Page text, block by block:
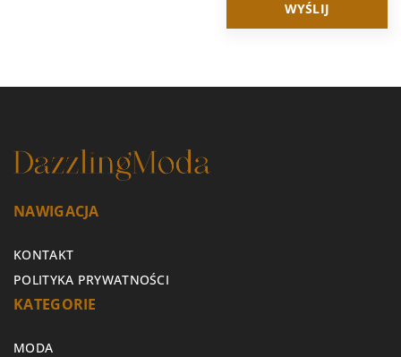
NAWIGACJA
KONTAKT
POLITYKA PRYWATNOŚCI
KATEGORIE
MODA